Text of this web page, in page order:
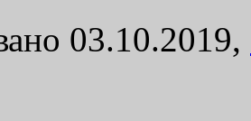
03.10.2019,